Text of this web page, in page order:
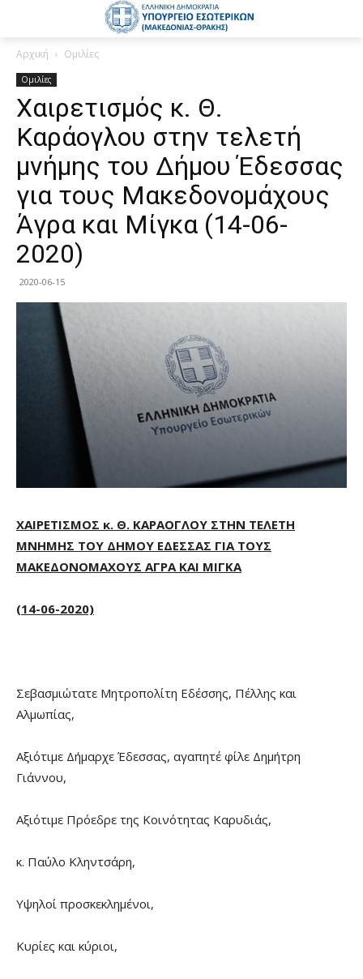
Αρχική Ομιλίες
Ομιλίες
Χαιρετισμός κ. Θ.
Καράογλου στην τελετή
μνήμης του Δήμου Έδεσσας
για τους Μακεδονομάχους
Άγρα και Μίγκα (14-06-
2020)
2020-06-15
ΧΑΙΡΕΤΙΣΜΟΣ κ. Θ. ΚΑΡΑΟΓΛΟΥ ΣΤΗΝ ΤΕΛΕΤΗ
ΜΝΗΜΗΣ ΤΟΥ ΔΗΜΟΥ ΕΔΕΣΣΑΣ ΓΙΑ ΤΟΥΣ
ΜΑΚΕΔΟΝΟΜΑΧΟΥΣ ΑΓΡΑ ΚΑΙ ΜΙΓΚΑ
(14-06-2020)
Σεβασμιώτατε Μητροπολίτη Εδέσσης, Πέλλης και
Αλμωπίας,
Αξιότιμε Δήμαρχε Έδεσσας, αγαπητέ φίλε Δημήτρη
Γιάννου,
Αξιότιμε Πρόεδρε της Κοινότητας Καρυδιάς,
κ. Παύλο Κληντσάρη,
Υψηλοί προσκεκλημένοι,
Κυρίες και κύριοι,